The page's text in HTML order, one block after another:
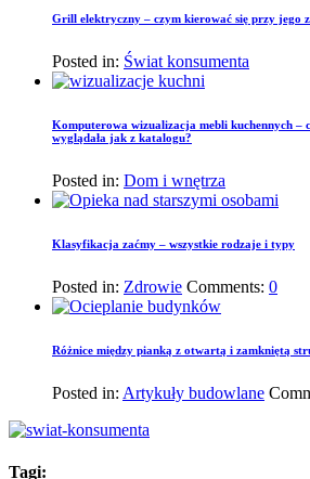
Grill elektryczny – czym kierować się przy jego
Posted in: Świat konsumenta
Komputerowa wizualizacja mebli kuchennych –
wyglądała jak z katalogu?
Posted in: Dom i wnętrza
Klasyfikacja zaćmy – wszystkie rodzaje i typy
Posted in: Zdrowie Comments: 0
Różnice między pianką z otwartą i zamkniętą
Posted in: Artykuły budowlane
Tagi: